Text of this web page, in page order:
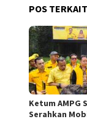
POS TERKAIT
Ketum AMPG
Serahkan